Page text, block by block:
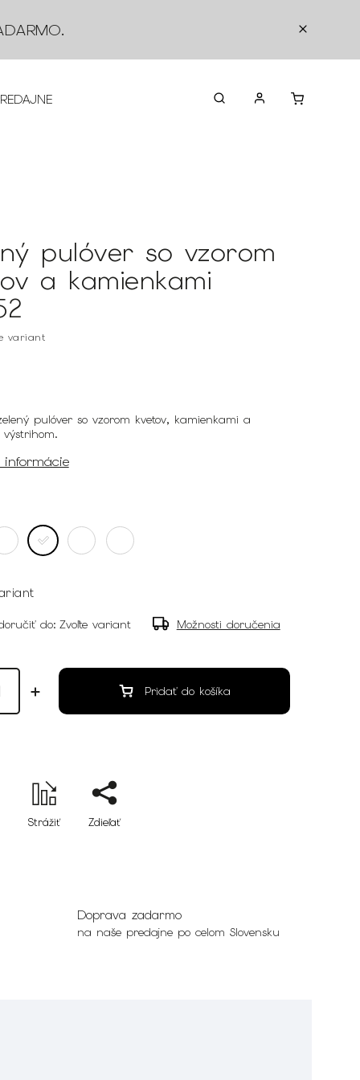
.
KONTAKTY
pulóver so vzorom
a kamienkami
variant
pulóver so vzorom kvetov, kamienkami a
informácie
do: Zvoľte variant Možnosti doručenia
Pridať do košíka
Strážiť Zdieľať
Doprava zadarmo
na naše predajne po celom Slovensku